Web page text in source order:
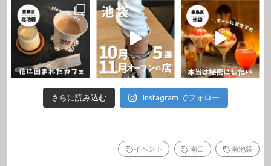
さらに読み込む Instagram でフォロー
イベント 南口 南池袋